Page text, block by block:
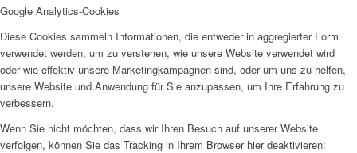
Google Analytics-Cookies
Diese Cookies sammeln Informationen, die entweder in aggregierter Form
verwendet werden, um zu verstehen, wie unsere Website verwendet wird
oder wie effektiv unsere Marketingkampagnen sind, oder um uns zu helfen,
unsere Website und Anwendung für Sie anzupassen, um Ihre Erfahrung zu
verbessern.
Wenn Sie nicht möchten, dass wir Ihren Besuch auf unserer Website
verfolgen, können Sie das Tracking in Ihrem Browser hier deaktivieren: